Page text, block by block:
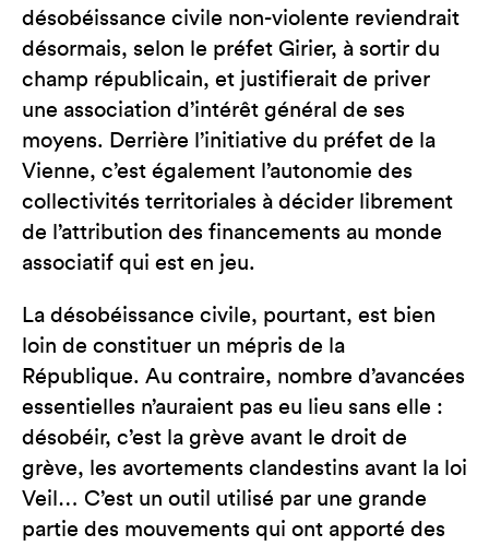
désobéissance civile non-violente reviendrait
désormais, selon le préfet Girier, à sortir du
champ républicain, et justifierait de priver
une association d’intérêt général de ses
moyens. Derrière l’initiative du préfet de la
Vienne, c’est également l’autonomie des
collectivités territoriales à décider librement
de l’attribution des financements au monde
associatif qui est en jeu.
La désobéissance civile, pourtant, est bien
loin de constituer un mépris de la
République. Au contraire, nombre d’avancées
essentielles n’auraient pas eu lieu sans elle :
désobéir, c’est la grève avant le droit de
grève, les avortements clandestins avant la loi
Veil… C’est un outil utilisé par une grande
partie des mouvements qui ont apporté des